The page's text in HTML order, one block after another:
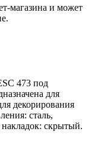
магазина и может
473 под
для
декорирования
сталь,
скрытый.